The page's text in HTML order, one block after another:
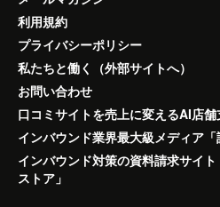
利用規約
プライバシーポリシー
私たちと働く（外部サイトへ）
お問い合わせ
口コミサイトを売上に変えるAI店舗
インバウンド業界最大級メディア「
インバウンド対策の資料請求サイ
ストア」